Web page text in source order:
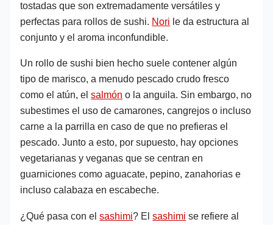
tostadas que son extremadamente versátiles y
perfectas para rollos de sushi. Nori le da estructura al
conjunto y el aroma inconfundible.
Un rollo de sushi bien hecho suele contener algún
tipo de marisco, a menudo pescado crudo fresco
como el atún, elsalmón o la anguila. Sin embargo, no
subestimes el uso de camarones, cangrejos o incluso
carne a la parrilla en caso de que no prefieras el
pescado. Junto a esto, por supuesto, hay opciones
vegetarianas y veganas que se centran en
guarniciones como aguacate, pepino, zanahorias e
incluso calabaza en escabeche.
¿Qué pasa con elsashimi? Elsashimi se refiere al